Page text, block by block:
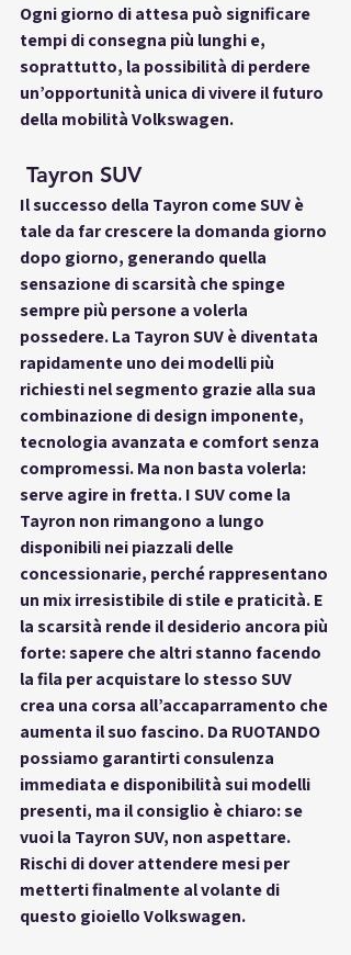
Ogni giorno di attesa può significare
tempi di consegna più lunghi e,
soprattutto, la possibilità di perdere
un’opportunità unica di vivere il futuro
della mobilità Volkswagen.
Tayron SUV
Il successo della Tayron come SUV è
tale da far crescere la domanda giorno
dopo giorno, generando quella
sensazione di scarsità che spinge
sempre più persone a volerla
possedere. La Tayron SUV è diventata
rapidamente uno dei modelli più
richiesti nel segmento grazie alla sua
combinazione di design imponente,
tecnologia avanzata e comfort senza
compromessi. Ma non basta volerla:
serve agire in fretta. I SUV come la
Tayron non rimangono a lungo
disponibili nei piazzali delle
concessionarie, perché rappresentano
un mix irresistibile di stile e praticità. E
la scarsità rende il desiderio ancora più
forte: sapere che altri stanno facendo
la fila per acquistare lo stesso SUV
crea una corsa all’accaparramento che
aumenta il suo fascino. Da RUOTANDO
possiamo garantirti consulenza
immediata e disponibilità sui modelli
presenti, ma il consiglio è chiaro: se
vuoi la Tayron SUV, non aspettare.
Rischi di dover attendere mesi per
metterti finalmente al volante di
questo gioiello Volkswagen.